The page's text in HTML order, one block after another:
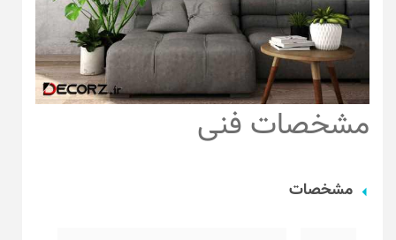
مشخصات فنی
مشخصات